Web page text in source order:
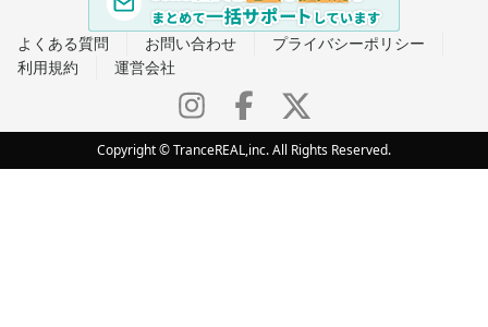
よくある質問 お問い合わせ
プライバシーポリシー
利用規約
運営会社
Copyright © TranceREAL,inc. All Rights Reserved.